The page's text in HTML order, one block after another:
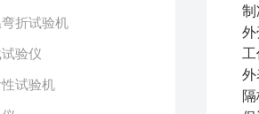
折试验机
验仪
试验机
制
外